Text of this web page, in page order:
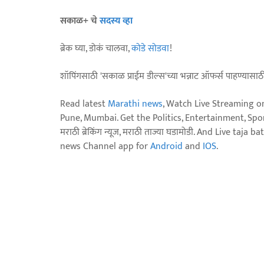
सकाळ+ चेसदस्य व्हा
ब्रेक घ्या, डोकं चालवा,कोडे सोडवा!
शॉपिंगसाठी 'सकाळ प्राईम डील्स'च्या भन्नाट ऑफर्स
Read latestMarathi news, Watch Live Streaming
Pune, Mumbai. Get the Politics, Entertainment,
मराठी ब्रेकिंग न्यूज, मराठी ताज्या घडामोडी. And Live
news Channel app forAndroidand IOS.